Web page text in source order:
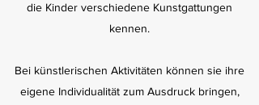
die Kinder verschiedene Kunstgattungen
kennen.
Bei künstlerischen Aktivitäten können sie ihre
eigene Individualität zum Ausdruck bringen,